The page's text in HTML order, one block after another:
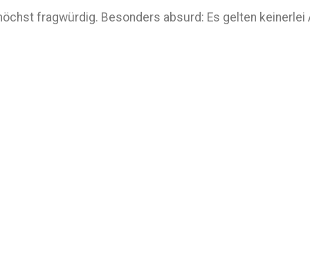
fragwürdig. Besonders absurd: Es gelten keinerlei